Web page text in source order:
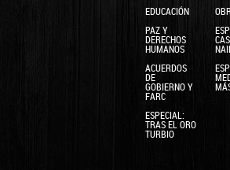
EDUCACIÓN
PAZ Y
DERECHOS
HUMANOS
ACUERDOS
DE
GOBIERNO Y
FARC
ESPECIAL:
TRAS EL ORO
TURBIO